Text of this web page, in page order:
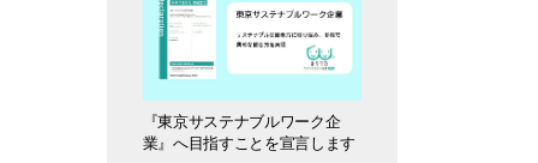
『東京サステナブルワーク企
業』へ目指すことを宣言します